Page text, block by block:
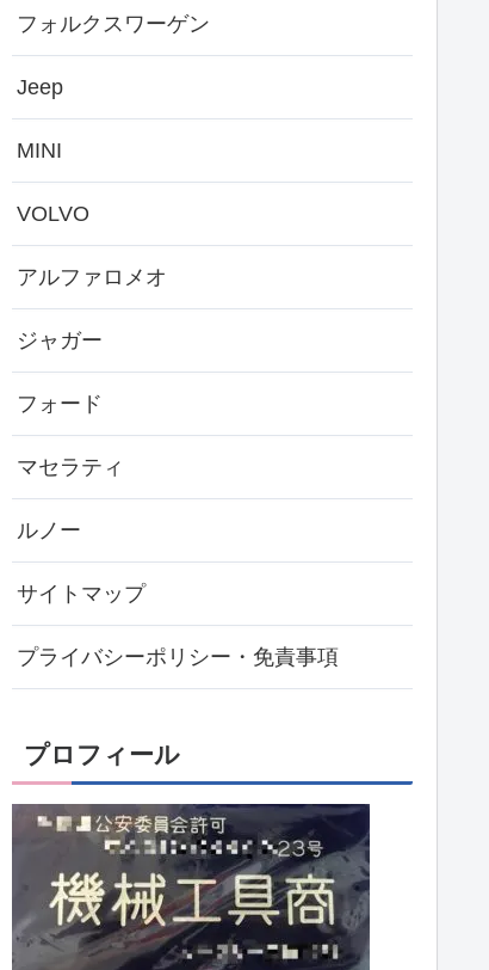
フォルクスワーゲン
Jeep
MINI
VOLVO
アルファロメオ
ジャガー
フォード
マセラティ
ルノー
サイトマップ
プライバシーポリシー・免責事項
プロフィール